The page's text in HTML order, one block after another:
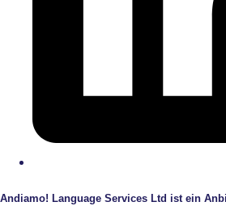
Andiamo! Language Services Ltd ist ein